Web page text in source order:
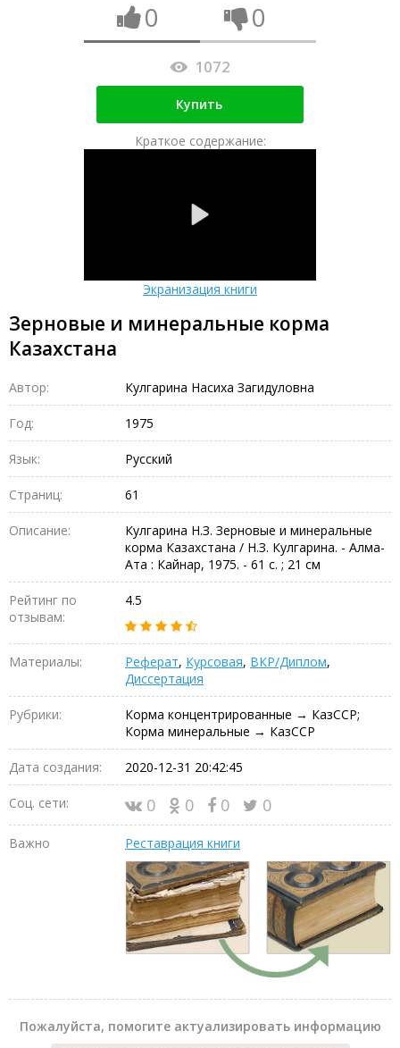
0 0
1072
Купить
Краткое содержание:
Экранизация книги
Зерновые и минеральные корма
Казахстана
Автор: Кулгарина Насиха Загидуловна
Год: 1975
Язык: Русский
Страниц: 61
Описание:
Кулгарина Н.З. Зерновые и минеральные
корма Казахстана / Н.З. Кулгарина. - Алма-
Ата : Кайнар, 1975. - 61 с. ; 21 см
Рейтинг по
отзывам:
4.5
Материалы: Реферат, Курсовая, ВКР/Диплом,
Диссертация
Рубрики:
Корма концентрированные → КазССР;
Корма минеральные → КазССР
Дата создания: 2020-12-31 20:42:45
Соц. сети: 0 0 0 0
Важно Реставрация книги
Пожалуйста, помогите актуализировать информацию